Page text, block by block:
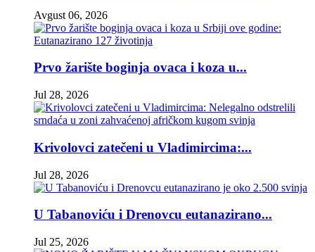
Avgust 06, 2026
Prvo žarište boginja ovaca i koza u...
Jul 28, 2026
Krivolovci zatečeni u Vladimircima:...
Jul 28, 2026
U Tabanoviću i Drenovcu eutanazirano...
Jul 25, 2026